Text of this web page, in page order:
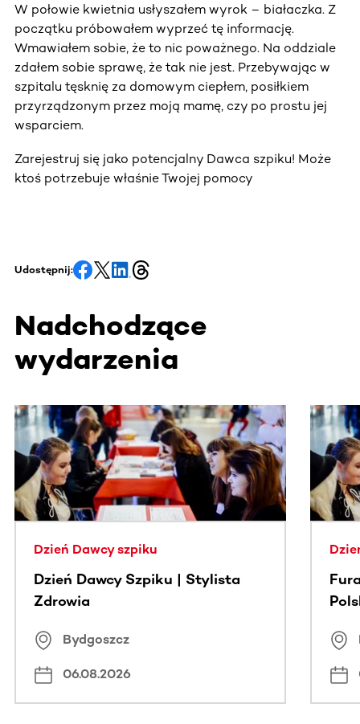
W połowie kwietnia usłyszałem wyrok – białaczka. Z
początku próbowałem wyprzeć tę informację.
Wmawiałem sobie, że to nic poważnego. Na oddziale
zdałem sobie sprawę, że tak nie jest. Przebywając w
szpitalu tęsknię za domowym ciepłem, posiłkiem
przyrządzonym przez moją mamę, czy po prostu jej
wsparciem.
Zarejestruj się jako potencjalny Dawca szpiku! Może
ktoś potrzebuje właśnie Twojej pomocy
Udostępnij:
Nadchodzące
wydarzenia
Ta sekcja zawiera treści przewijane w poziomie. Użyj
Dzień Dawcy szpiku
Dzień Dawcy Szpiku | Stylista
Zdrowia
Bydgoszcz
06.08.2026